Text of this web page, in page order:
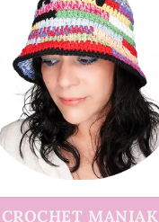
produit
CROCHET MANIAK